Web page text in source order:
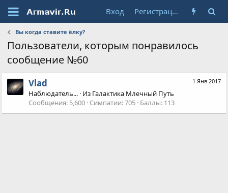
Вход Регистрация
Вы когда ставите ёлку?
Пользователи, которым понравилось
сообщение №60
1 Янв 2017
Vlad
Наблюдатель... · Из Галактика Млечный Путь
Сообщения 5,600 Симпатии 705 Баллы 113